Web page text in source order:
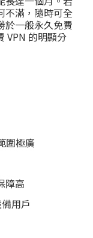
不滿，隨時可全
於一般永久免費
VPN 的明顯分
圍極廣
障高
用戶